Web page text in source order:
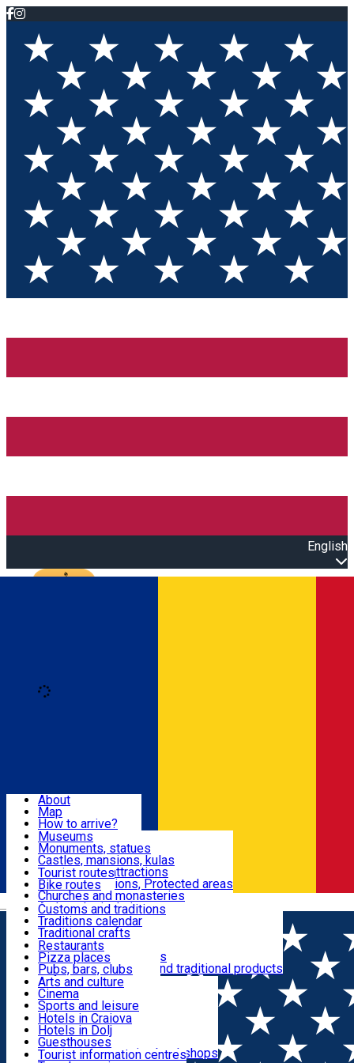
English
Română
Attractions
Routes
Customs, Traditions
Food & Drinks
Leisure & Fun
Accommodation
Useful
About
Map
How to arrive?
Recommendations
Tourist attractions
News
Museums
Monuments, statues
Castles, mansions, kulas
Architectural attractions
Natural attractions, Protected areas
Churches and monasteries
Archaeological sites
Parks and gardens
Tourist routes
Bike routes
Customs and traditions
Traditions calendar
Traditional crafts
Traditional cuisine
Wineries and vineyards
Local manufacturers and traditional products
Restaurants
Pizza places
Pubs, bars, clubs
Cafes and teahouses
Sweets and ice cream
Fast-food
Arts and culture
Cinema
Sports and leisure
Horse riding
Swimming pools
Zoo
Shopping, souvenirs, bookshops
Hotels in Craiova
Hotels in Dolj
Guesthouses
Villas
Tourist information centres